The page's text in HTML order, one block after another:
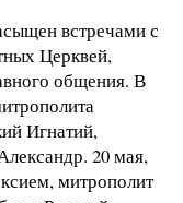
встречами с
Церквей,
общения. В
Игнатий,
20 мая,
митрополит